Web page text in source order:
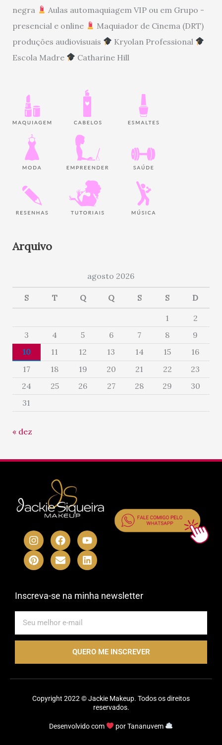
negra
Aulas automaquiagem VIP ou em Grupo -
presencial e online
Maquiador de Cinema (DRT)
produções audiovisuais
Kryolan Professional
Escola Madre
Catharine Hill
Arquivo
agosto 2026
S T Q Q S S D
1
2
3
4 5 6 7 8
9
10
11 12 13 14 15
16
17
18 19 20 21 22
23
24
25 26 27 28 29
30
31
« dez
I
n
s
t
a
r
m
F
a
c
e
b
o
Y
o
u
t
u
e
P
i
n
t
e
e
t
E
n
v
e
l
p
L
i
n
k
e
i
Inscreva-se na minha newsletter
QUERO ME INSCREVER
Copyright 2022 © Jackie Makeup. Todos os direitos
reservados.
Desenvolvido com porTananuvem